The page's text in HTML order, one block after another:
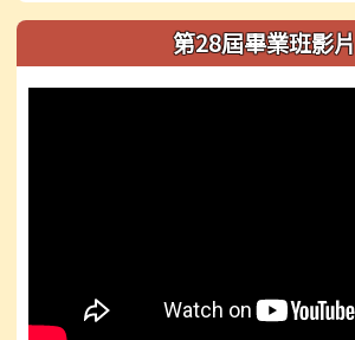
第28屆畢業班影片